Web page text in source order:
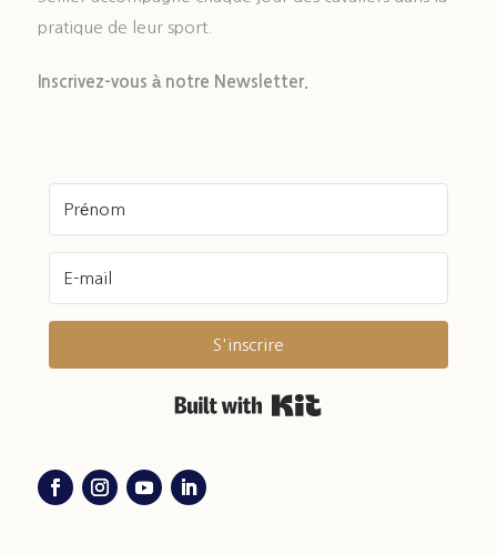
pratique de leur sport.
Inscrivez-vous à notre Newsletter.
S'inscrire